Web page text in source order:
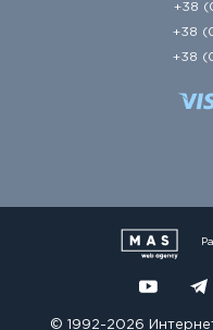
+38
+38
+38
© 1992-2026